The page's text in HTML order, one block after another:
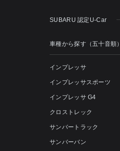
SUBARU 認定U-Car
車種から探す（五十音順）
インプレッサ
インプレッサスポーツ
インプレッサ G4
クロストレック
サンバートラック
サンバーバン